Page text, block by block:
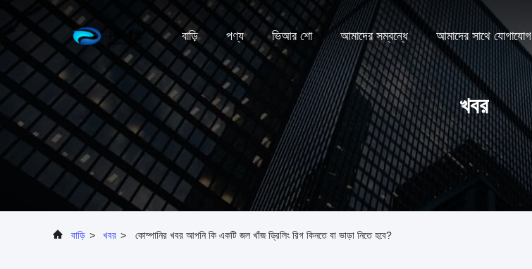
বাড়ি পণ্য ভিআর শো আমাদের সম্বন্ধে আমাদের সাথে যোগাযোগ
খবর
বাড়ি > খবর > কোম্পানির খবর আপনি কি একটি জল খাঁজ ড্রিলিং রিগ কিনতে বা ভাড়া নিতে হবে?